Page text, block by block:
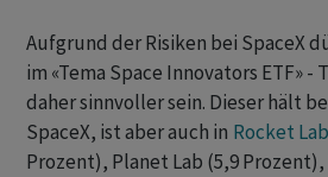
Aufgrund der Risiken bei SpaceX
im «Tema Space Innovators ETF» -
daher sinnvoller sein. Dieser hält
SpaceX, ist aber auch in Rocket Lab
Prozent), Planet Lab (5,9